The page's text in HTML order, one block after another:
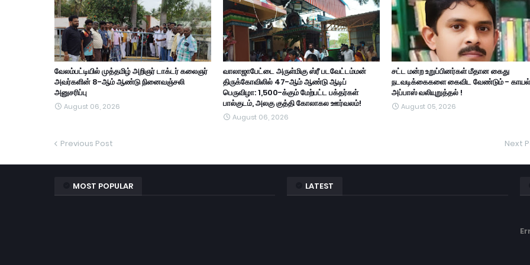
வேலம்பட்டியில் முத்தமிழ் அறிஞர் டாக்டர் கலைஞர்
அவர்களின் 8-ஆம் ஆண்டு நினைவஞ்சலி
அனுசரிப்பு
August 06, 2026
வாலாஜாபேட்டை அருள்மிகு ஸ்ரீ படவேட்டம்மன்
திருக்கோவிலில் 47-ஆம் ஆண்டு ஆடிப்
பெருவிழா: 1,500-க்கும் மேற்பட்ட பக்தர்கள்
பால்குடம், அலகு குத்தி கோலாகல ஊர்வலம்!
August 06, 2026
சட்ட மன்ற உறுப்பினர்கள் மீதான கைது
நடவடிக்கைகளை கைவிட வேண்டும் - காயல்
அப்பாஸ் வலியுறுத்தல் !
August 05, 2026
Previous Post Next
MOST POPULAR LATEST